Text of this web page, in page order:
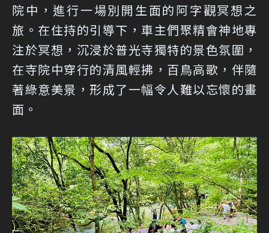
院中，進行一場別開生面的阿字觀冥想之
旅。在住持的引導下，車主們聚精會神地專
注於冥想，沉浸於普光寺獨特的景色氛圍，
在寺院中穿行的清風輕拂，百鳥高歌，伴隨
著綠意美景，形成了一幅令人難以忘懷的畫
面。